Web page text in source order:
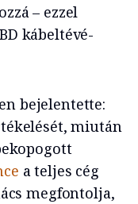
– ezzel
kábeltévé-
bejelentette:
miután
a teljes cég
megfontolja,